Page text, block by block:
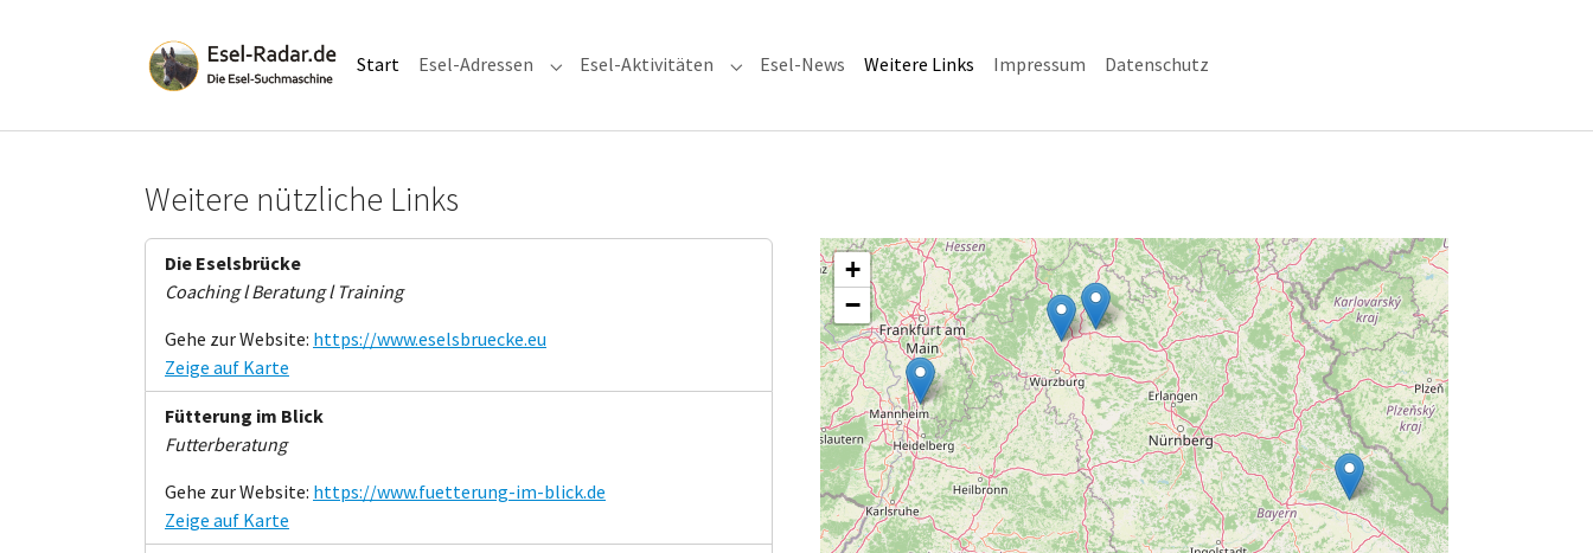
Start Esel-Adressen Submenu for "Esel-Adressen"
Esel-Aktivitäten Submenu for "Esel-Aktivitäten"
Esel-News Weitere Links(current)
Impressum Datenschutz
Weitere nützliche Links
Die Eselsbrücke
Coaching l Beratung l Training
Gehe zur Website: https://www.eselsbruecke.eu
Zeige auf Karte
Fütterung im Blick
Futterberatung
Gehe zur Website: https://www.fuetterung-im-blick.de
Zeige auf Karte
+
−